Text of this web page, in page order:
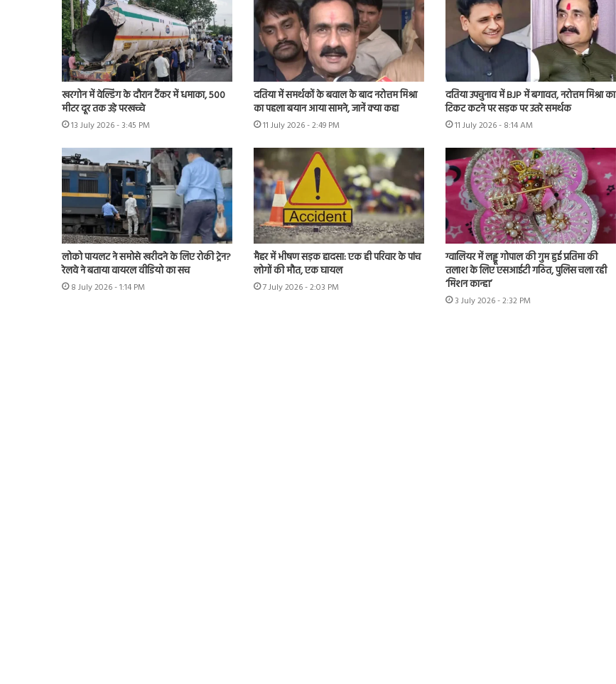
खरगोन में वेल्डिंग के दौरान टैंकर में धमाका, 500
मीटर दूर तक उड़े परखच्चे
13 July 2026 - 3:45 PM
दतिया में समर्थकों के बवाल के बाद नरोत्तम मिश्रा
का पहला बयान आया सामने, जानें क्या कहा
11 July 2026 - 2:49 PM
दतिया उपचुनाव में BJP में बगावत, नरोत्तम मिश्रा का
टिकट कटने पर सड़क पर उतरे समर्थक
11 July 2026 - 8:14 AM
लोको पायलट ने समोसे खरीदने के लिए रोकी ट्रेन?
रेलवे ने बताया वायरल वीडियो का सच
8 July 2026 - 1:14 PM
मैहर में भीषण सड़क हादसा: एक ही परिवार के पांच
लोगों की मौत, एक घायल
7 July 2026 - 2:03 PM
ग्वालियर में लड्डू गोपाल की गुम हुई प्रतिमा की
तलाश के लिए एसआईटी गठित, पुलिस चला रही
‘मिशन कान्हा’
3 July 2026 - 2:32 PM